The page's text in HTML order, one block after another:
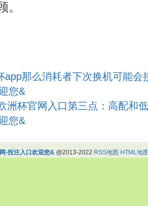
。
app那么消耗者下次换机可能
您&
洲杯官网入口第三点：高配和
您&
-投注入口欢迎您&@2013-2022RSS地图 HTML地